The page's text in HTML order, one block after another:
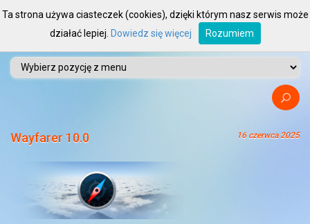
Wayfarer 10.0 16 czerwca 2025
Ta strona używa ciasteczek (cookies), dzięki którym nasz serwis może
działać lepiej. Dowiedz się więcej Rozumiem